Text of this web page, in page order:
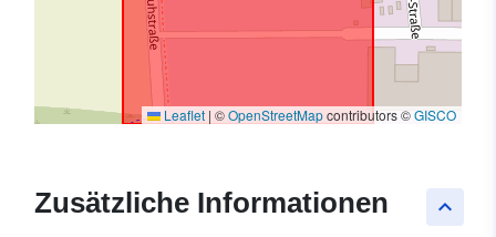
Leaflet | ©OpenStreetMapcontributors ©GISCO
keyboard_arrow_up
Zusätzliche Informationen